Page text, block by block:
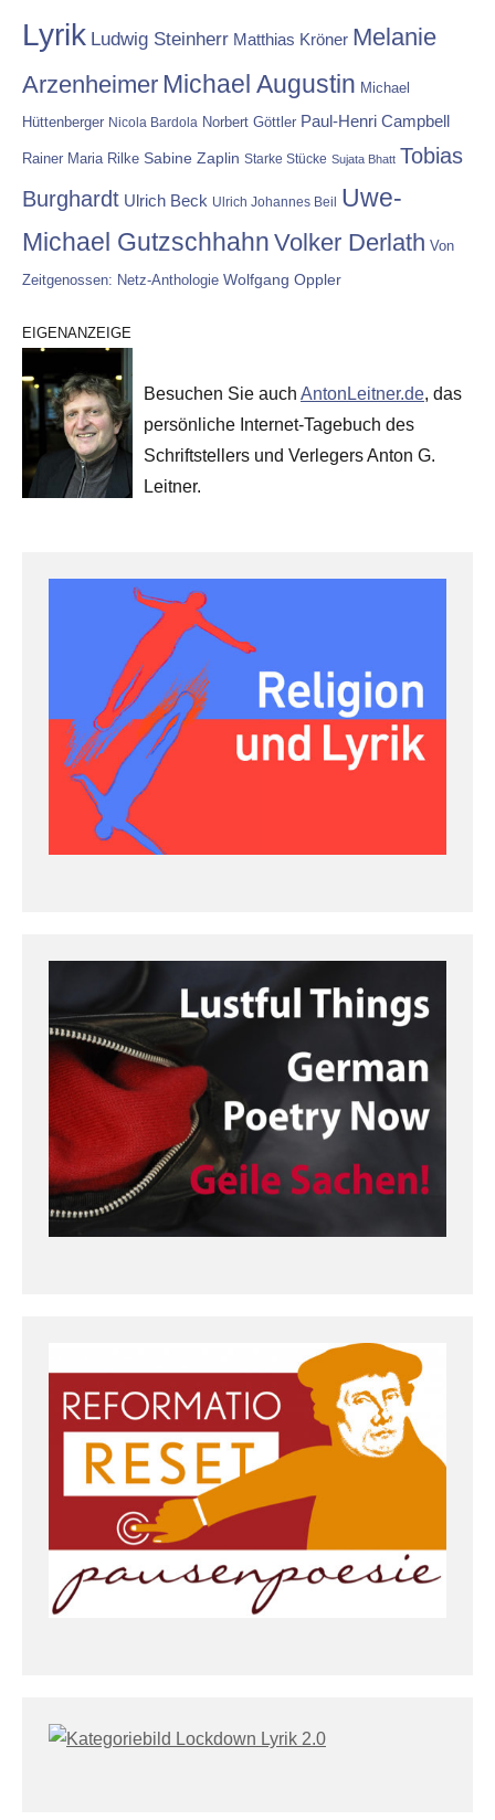
Lyrik Ludwig Steinherr Matthias Kröner Melanie
Arzenheimer Michael Augustin Michael
Hüttenberger Nicola Bardola Norbert Göttler Paul-Henri Campbell
Rainer Maria Rilke Sabine Zaplin Starke Stücke Sujata Bhatt Tobias
Burghardt Ulrich Beck Ulrich Johannes Beil Uwe-
Michael Gutzschhahn Volker Derlath Von
Zeitgenossen: Netz-Anthologie Wolfgang Oppler
EIGENANZEIGE
Besuchen Sie auch AntonLeitner.de, das
persönliche Internet-Tagebuch des
Schriftstellers und Verlegers Anton G.
Leitner.